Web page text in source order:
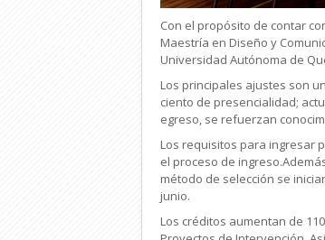
Con el propósito de contar
Maestría en Diseño y
Universidad Autónoma de
Los principales ajustes son
ciento de presencialidad;
egreso, se refuerzan
Los requisitos para ingresar
el proceso de
método de selección se
junio.
Los créditos aumentan de